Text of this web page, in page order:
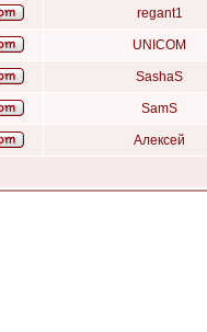
regant1
UNICOM
SashaS
SamS
Алексей